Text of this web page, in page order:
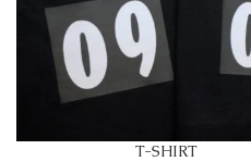
T-SHIRT